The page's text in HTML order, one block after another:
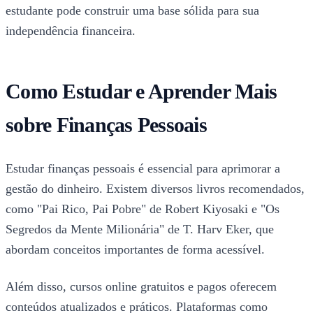
estudante pode construir uma base sólida para sua
independência financeira.
Como Estudar e Aprender Mais
sobre Finanças Pessoais
Estudar finanças pessoais é essencial para aprimorar a
gestão do dinheiro. Existem diversos livros recomendados,
como "Pai Rico, Pai Pobre" de Robert Kiyosaki e "Os
Segredos da Mente Milionária" de T. Harv Eker, que
abordam conceitos importantes de forma acessível.
Além disso, cursos online gratuitos e pagos oferecem
conteúdos atualizados e práticos. Plataformas como